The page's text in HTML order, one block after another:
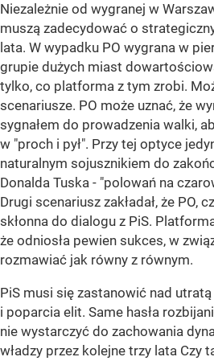
Niezależnie od wygranej w
muszą zadecydować o
lata. W wypadku PO wygrana w
grupie dużych miast
tylko, co platforma z tym zrobi.
scenariusze. PO może uznać, że
sygnałem do prowadzenia walki,
w "proch i pył". Przy tej optyce
naturalnym sojusznikiem do
Donalda Tuska - "polowań na
Drugi scenariusz zakładał, że PO,
skłonna do dialogu z PiS.
że odniosła pewien sukces, w
rozmawiać jak równy z równym.
PiS musi się zastanowić nad
i poparcia elit. Same hasła
nie wystarczyć do zachowania
władzy przez kolejne trzy lata Czy